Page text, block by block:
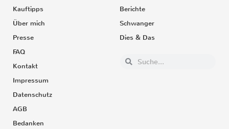
Kauftipps
Über mich
Presse
FAQ
Kontakt
Impressum
Datenschutz
AGB
Bedanken
Berichte
Schwanger
Dies & Das